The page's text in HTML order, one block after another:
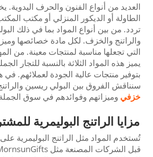
العديد من أنواع الفنون والحرف اليدوية.
الطاولة أو الديكور المنزلي أو مكتب
تردد. من بين أنواع المواد بما في ذلك
والراتنج والخزف. لكل مادة خصائصها
التي تجعلها مناسبة لمنتجات معينة. من
يميز هذه المواد الثلاثة بالنسبة للتجار
بتوفير منتجات عالية الجودة لعملائهم. في
سنناقش الفروق بين البولي ريسين
خزفي وميزاتهم وفوائدهم في سوق
مزايا الراتنج البوليمرية
تُستخدم المواد مثل الراتنج البوليمرية